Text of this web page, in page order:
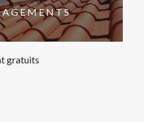
gratuits